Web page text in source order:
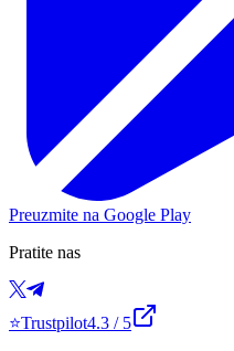
Preuzmite na Google Play
Pratite nas
⭐Trustpilot4.3 / 5